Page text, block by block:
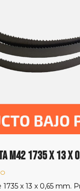
1735 x 13 x
1735 x 13 x 0,65 mm.